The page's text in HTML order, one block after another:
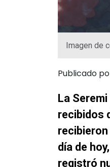
Imagen de
Publicado
La
recibidos
recibieron
día de
registró